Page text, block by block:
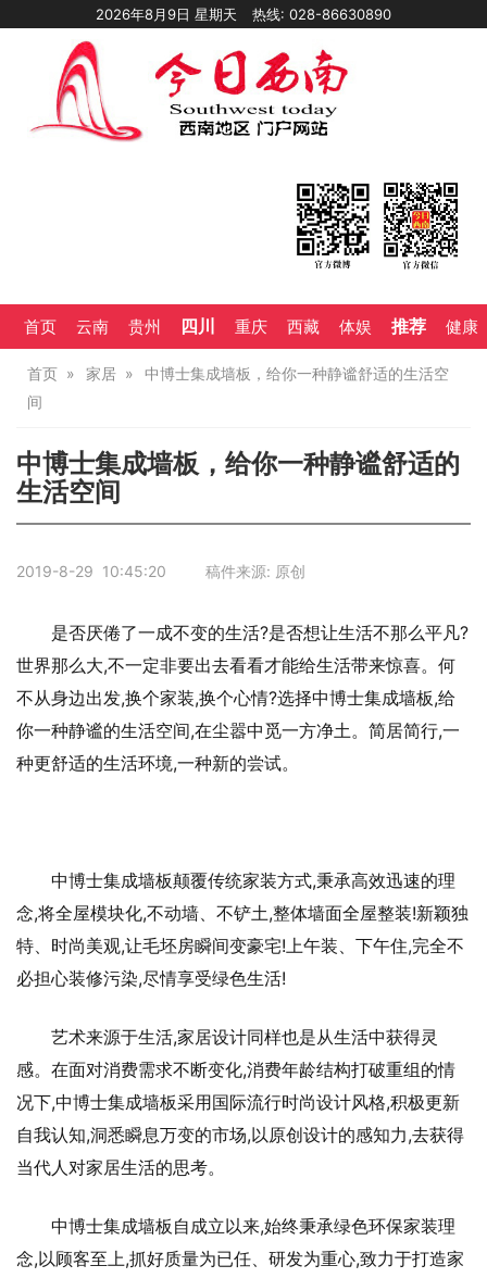
2026年8月9日 星期天 热线: 028-86630890
首页 云南 贵州 四川 重庆 西藏 体娱 推荐 健康
首页 家居
中博士集成墙板，给你一种静谧舒适的生活空
间
中博士集成墙板，给你一种静谧舒适的
生活空间
2019-8-29 10:45:20 稿件来源: 原创
是否厌倦了一成不变的生活?是否想让生活不那么平凡?
世界那么大,不一定非要出去看看才能给生活带来惊喜。何
不从身边出发,换个家装,换个心情?选择中博士集成墙板,给
你一种静谧的生活空间,在尘嚣中觅一方净土。简居简行,一
种更舒适的生活环境,一种新的尝试。
中博士集成墙板颠覆传统家装方式,秉承高效迅速的理
念,将全屋模块化,不动墙、不铲土,整体墙面全屋整装!新颖独
特、时尚美观,让毛坯房瞬间变豪宅!上午装、下午住,完全不
必担心装修污染,尽情享受绿色生活!
艺术来源于生活,家居设计同样也是从生活中获得灵
感。在面对消费需求不断变化,消费年龄结构打破重组的情
况下,中博士集成墙板采用国际流行时尚设计风格,积极更新
自我认知,洞悉瞬息万变的市场,以原创设计的感知力,去获得
当代人对家居生活的思考。
中博士集成墙板自成立以来,始终秉承绿色环保家装理
念,以顾客至上,抓好质量为已任、研发为重心,致力于打造家